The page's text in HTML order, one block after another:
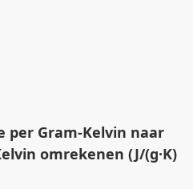
per Gram-Kelvin naar
omrekenen (J/(g·K)